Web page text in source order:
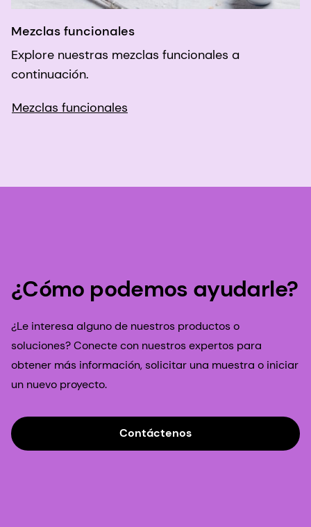
Mezclas funcionales
Explore nuestras mezclas funcionales a
continuación.
Mezclas funcionales
¿Cómo podemos ayudarle?
¿Le interesa alguno de nuestros productos o
soluciones? Conecte con nuestros expertos para
obtener más información, solicitar una muestra o iniciar
un nuevo proyecto.
Contáctenos